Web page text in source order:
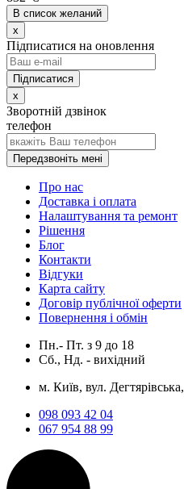
В список желаний
x
Підписатися на оновлення
x
Зворотній дзвінок
телефон
Передзвоніть мені
Про нас
Доставка і оплата
Налаштування та ремонт
Рішення
Блог
Контакти
Відгуки
Карта сайту
Договір публічної оферти
Повернення і обмін
Пн.- Пт. з 9 до 18
Сб., Нд. - вихідний
м. Київ, вул.
098 093 42 04
067 954 88 99